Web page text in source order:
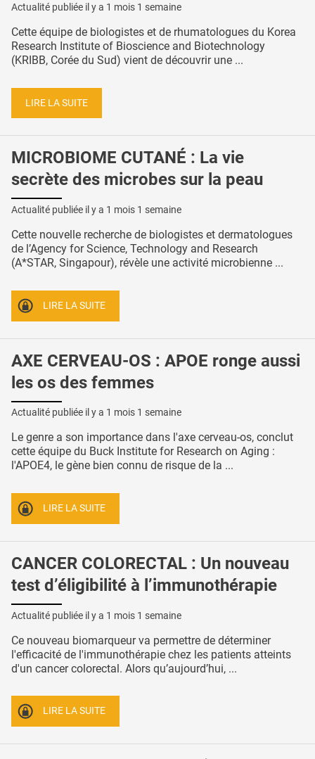
Actualité publiée il y a 1 mois 1 semaine
Cette équipe de biologistes et de rhumatologues du Korea
Research Institute of Bioscience and Biotechnology
(KRIBB, Corée du Sud) vient de découvrir une ...
LIRE LA SUITE
MICROBIOME CUTANÉ : La vie
secrète des microbes sur la peau
Actualité publiée il y a 1 mois 1 semaine
Cette nouvelle recherche de biologistes et dermatologues
de l’Agency for Science, Technology and Research
(A*STAR, Singapour), révèle une activité microbienne ...
LIRE LA SUITE
AXE CERVEAU-OS : APOE ronge aussi
les os des femmes
Actualité publiée il y a 1 mois 1 semaine
Le genre a son importance dans l'axe cerveau-os, conclut
cette équipe du Buck Institute for Research on Aging :
l'APOE4, le gène bien connu de risque de la ...
LIRE LA SUITE
CANCER COLORECTAL : Un nouveau
test d’éligibilité à l’immunothérapie
Actualité publiée il y a 1 mois 1 semaine
Ce nouveau biomarqueur va permettre de déterminer
l'efficacité de l'immunothérapie chez les patients atteints
d'un cancer colorectal. Alors qu’aujourd’hui, ...
LIRE LA SUITE